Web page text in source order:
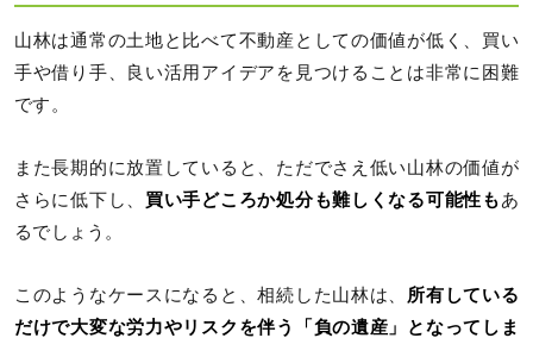
山林は通常の土地と比べて不動産としての価値が低く、買い
手や借り手、良い活用アイデアを見つけることは非常に困難
です。
また長期的に放置していると、ただでさえ低い山林の価値が
さらに低下し、 買い手どころか処分も難しくなる可能性もあ
るでしょう。
このようなケースになると、相続した山林は、 所有している
だけで大変な労力やリスクを伴う「負の遺産」となってしま